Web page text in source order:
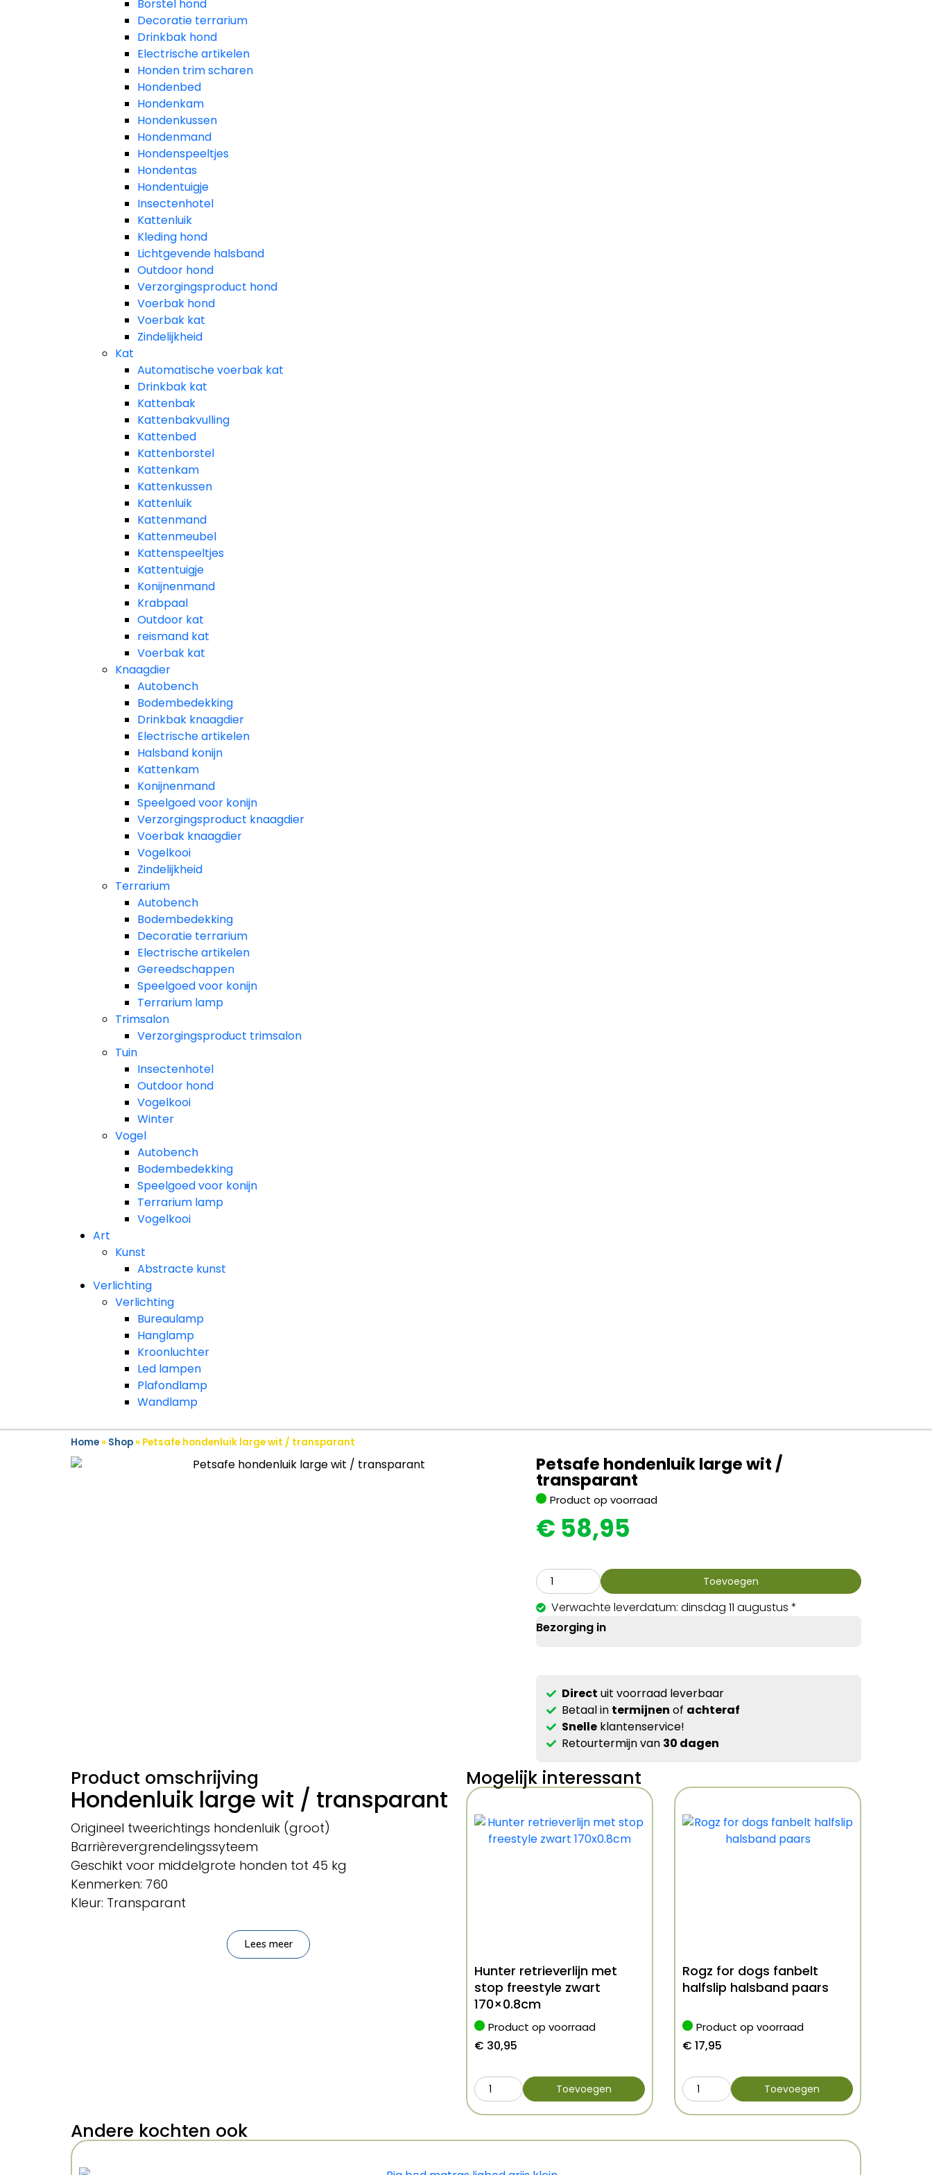
Borstel hond
Decoratie terrarium
Drinkbak hond
Electrische artikelen
Honden trim scharen
Hondenbed
Hondenkam
Hondenkussen
Hondenmand
Hondenspeeltjes
Hondentas
Hondentuigje
Insectenhotel
Kattenluik
Kleding hond
Lichtgevende halsband
Outdoor hond
Verzorgingsproduct hond
Voerbak hond
Voerbak kat
Zindelijkheid
Kat
Automatische voerbak kat
Drinkbak kat
Kattenbak
Kattenbakvulling
Kattenbed
Kattenborstel
Kattenkam
Kattenkussen
Kattenluik
Kattenmand
Kattenmeubel
Kattenspeeltjes
Kattentuigje
Konijnenmand
Krabpaal​
Outdoor kat
reismand kat​
Voerbak kat
Knaagdier
Autobench
Bodembedekking
Drinkbak knaagdier
Electrische artikelen
Halsband konijn
Kattenkam
Konijnenmand
Speelgoed voor konijn​
Verzorgingsproduct knaagdier
Voerbak knaagdier
Vogelkooi
Zindelijkheid
Terrarium
Autobench
Bodembedekking
Decoratie terrarium
Electrische artikelen
Gereedschappen
Speelgoed voor konijn
Terrarium lamp
Trimsalon
Verzorgingsproduct trimsalon
Tuin
Insectenhotel
Outdoor hond
Vogelkooi
Winter
Vogel
Autobench
Bodembedekking
Speelgoed voor konijn
Terrarium lamp
Vogelkooi
Art
Kunst
Abstracte kunst
Verlichting
Verlichting
Bureaulamp
Hanglamp
Kroonluchter
Led lampen
Plafondlamp
Wandlamp
Home» Shop» Petsafe hondenluik large wit / transparant
Petsafe hondenluik large wit /
transparant
Product op voorraad
€ 58,95
Toevoegen
Verwachte leverdatum: dinsdag 11 augustus *
Bezorging in
Direct uit voorraad leverbaar
Betaal in termijnen of achteraf
Snelle klantenservice!
Retourtermijn van 30 dagen
Product omschrijving
Hondenluik large wit / transparant
Origineel tweerichtings hondenluik (groot)
Barrièrevergrendelingssyteem
Geschikt voor middelgrote honden tot 45 kg
Kenmerken: 760
Kleur: Transparant
Lees meer
Mogelijk interessant
Hunter retrieverlijn met
stop freestyle zwart
170×0.8cm
Product op voorraad
€ 30,95
Toevoegen
Rogz for dogs fanbelt
halfslip halsband paars
Product op voorraad
€ 17,95
Toevoegen
Andere kochten ook